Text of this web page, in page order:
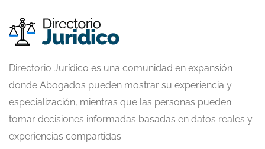
Directorio Jurídico es una comunidad en expansión
donde Abogados pueden mostrar su experiencia y
especialización, mientras que las personas pueden
tomar decisiones informadas basadas en datos reales y
experiencias compartidas.